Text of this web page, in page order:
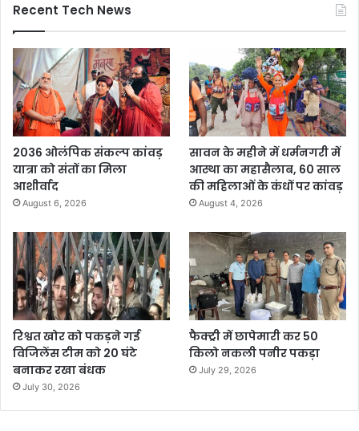
Recent Tech News
2036 ओलंपिक संकल्प कांवड़
यात्रा को संतों का मिला
आशीर्वाद
August 6, 2026
सावन के महीने में धर्मनगरी में
आस्था का महासैलाब, 60 साल
की महिलाओं के कंधों पर कांवड़
August 4, 2026
रिश्वत खोर को पकड़ने गई
विजिलेंस टीम को 20 घंटे
बनाकर रखा बंधक
July 30, 2026
फैक्ट्री में छापेमारी कर 50
किलो नकली पनीर पकड़ा
July 29, 2026